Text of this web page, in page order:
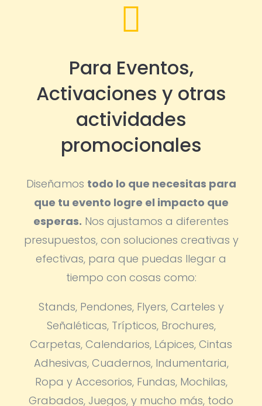

Para Eventos,
Activaciones y otras
actividades
promocionales
Diseñamos todo lo que necesitas para
que tu evento logre el impacto que
esperas. Nos ajustamos a diferentes
presupuestos, con soluciones creativas y
efectivas, para que puedas llegar a
tiempo con cosas como:
Stands, Pendones, Flyers, Carteles y
Señaléticas, Trípticos, Brochures,
Carpetas, Calendarios, Lápices, Cintas
Adhesivas, Cuadernos, Indumentaria,
Ropa y Accesorios, Fundas, Mochilas,
Grabados, Juegos, y mucho más, todo